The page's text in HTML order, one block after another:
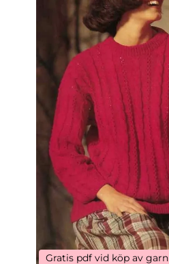
Gratis pdf vid köp av garn